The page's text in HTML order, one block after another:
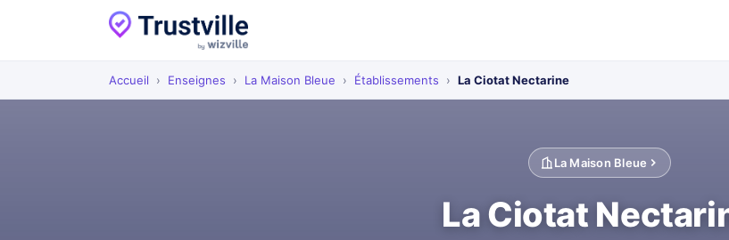
Accueil › Enseignes › La Maison Bleue › Établissements › La Ciotat Nectarine
La Maison Bleue
La Ciotat